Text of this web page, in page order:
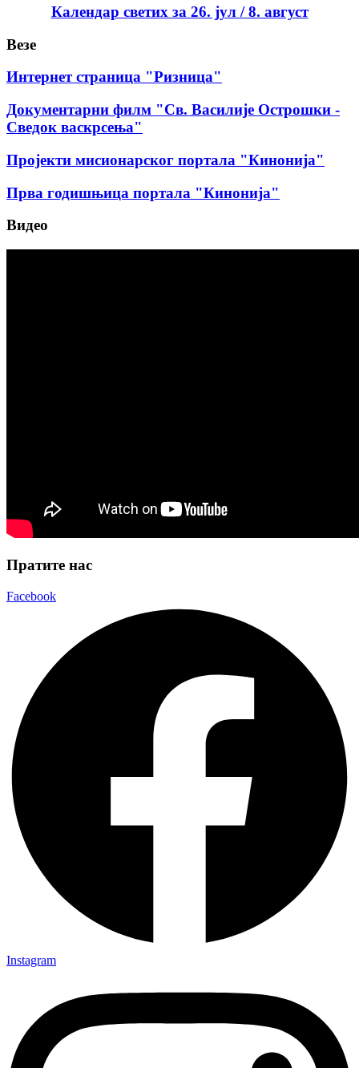
Календар светих за 26. јул / 8. август
Везе
Интернет страница "Ризница"
Документарни филм "Св. Василије Острошки -
Сведок васкрсења"
Пројекти мисионарског портала "Кинонија"
Прва годишњица портала "Кинонија"
Видео
Пратите нас
Facebook
Instagram